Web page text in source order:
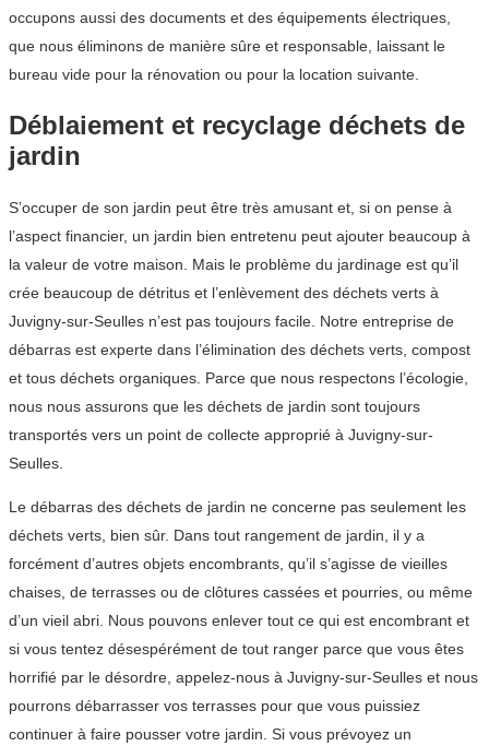
occupons aussi des documents et des équipements électriques,
que nous éliminons de manière sûre et responsable, laissant le
bureau vide pour la rénovation ou pour la location suivante.
Déblaiement et recyclage déchets de
jardin
S’occuper de son jardin peut être très amusant et, si on pense à
l’aspect financier, un jardin bien entretenu peut ajouter beaucoup à
la valeur de votre maison. Mais le problème du jardinage est qu’il
crée beaucoup de détritus et l’enlèvement des déchets verts à
Juvigny-sur-Seulles n’est pas toujours facile. Notre entreprise de
débarras est experte dans l’élimination des déchets verts, compost
et tous déchets organiques. Parce que nous respectons l’écologie,
nous nous assurons que les déchets de jardin sont toujours
transportés vers un point de collecte approprié à Juvigny-sur-
Seulles.
Le débarras des déchets de jardin ne concerne pas seulement les
déchets verts, bien sûr. Dans tout rangement de jardin, il y a
forcément d’autres objets encombrants, qu’il s’agisse de vieilles
chaises, de terrasses ou de clôtures cassées et pourries, ou même
d’un vieil abri. Nous pouvons enlever tout ce qui est encombrant et
si vous tentez désespérément de tout ranger parce que vous êtes
horrifié par le désordre, appelez-nous à Juvigny-sur-Seulles et nous
pourrons débarrasser vos terrasses pour que vous puissiez
continuer à faire pousser votre jardin. Si vous prévoyez un